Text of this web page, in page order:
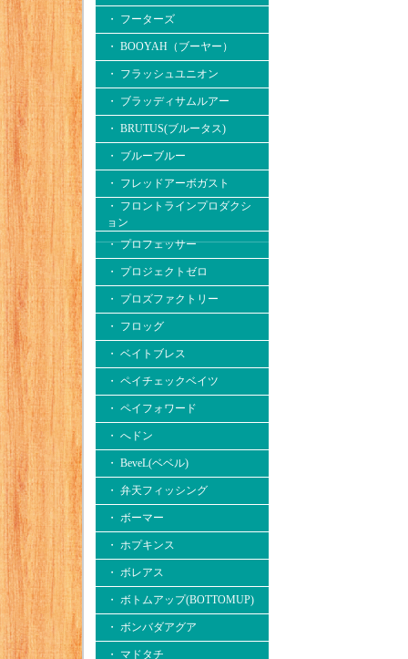
・ フーターズ
・ BOOYAH（ブーヤー）
・ フラッシュユニオン
・ ブラッディサムルアー
・ BRUTUS(ブルータス)
・ ブルーブルー
・ フレッドアーボガスト
・ フロントラインプロダクシ
ョン
・ プロフェッサー
・ プロジェクトゼロ
・ プロズファクトリー
・ フロッグ
・ ベイトブレス
・ ペイチェックベイツ
・ ペイフォワード
・ へドン
・ BeveL(ベベル)
・ 弁天フィッシング
・ ボーマー
・ ホプキンス
・ ボレアス
・ ボトムアップ(BOTTOMUP)
・ ボンバダアグア
・ マドタチ